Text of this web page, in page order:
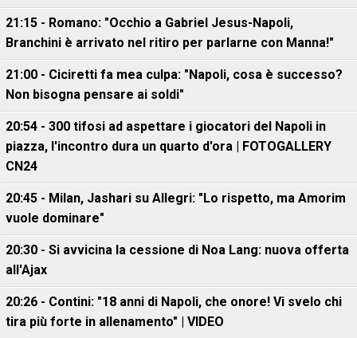
21:15 - Romano: "Occhio a Gabriel Jesus-Napoli,
Branchini è arrivato nel ritiro per parlarne con Manna!"
21:00 - Ciciretti fa mea culpa: "Napoli, cosa è successo?
Non bisogna pensare ai soldi"
20:54 - 300 tifosi ad aspettare i giocatori del Napoli in
piazza, l'incontro dura un quarto d'ora | FOTOGALLERY
CN24
20:45 - Milan, Jashari su Allegri: "Lo rispetto, ma Amorim
vuole dominare"
20:30 - Si avvicina la cessione di Noa Lang: nuova offerta
all'Ajax
20:26 - Contini: "18 anni di Napoli, che onore! Vi svelo chi
tira più forte in allenamento" | VIDEO